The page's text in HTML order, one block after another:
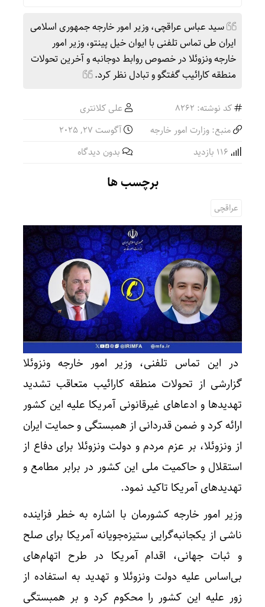
سید عباس عراقچی، وزیر امور خارجه جمهوری اسلامی
ایران طی تماس تلفنی با ایوان خیل پینتو، وزیر امور
خارجه ونزوئلا در خصوص روابط دوجانبه و آخرین تحولات
منطقه کارائیب گفتگو و تبادل نظر کرد.
کد نوشته: 8262
علی کلانتری
منبع: وزارت امور خارجه
آگوست 27, 2025
بدون دیدگاه
برچسب ها
عراقچی
در این تماس تلفنی، وزیر امور خارجه ونزوئلا
گزارشی از تحولات منطقه کارائیب متعاقب تشدید
تهدیدها و ادعاهای غیرقانونی آمریکا علیه این کشور
ارائه کرد و ضمن قدردانی از همبستگی و حمایت ایران
از ونزوئلا، بر عزم مردم و دولت ونزوئلا برای دفاع از
استقلال و حاکمیت ملی این کشور در برابر مطامع و
تهدیدهای آمریکا تاکید نمود.
وزیر امور خارجه کشورمان با اشاره به خطر فزاینده
ناشی از یکجانبه‌گرایی ستیزه‌جویانه آمریکا برای صلح
و ثبات جهانی، اقدام آمریکا در طرح اتهام‌های
بی‌اساس علیه دولت ونزوئلا و تهدید به استفاده از
زور علیه این کشور را محکوم کرد و بر همبستگی